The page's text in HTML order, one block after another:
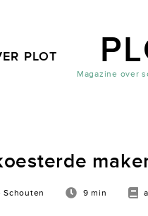
Magazine over
PLOT
Schouten 9 min